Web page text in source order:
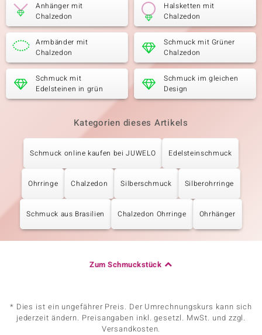
Anhänger mit
Chalzedon
Halsketten mit
Chalzedon
Armbänder mit
Chalzedon
Schmuck mit Grüner
Chalzedon
Schmuck mit
Edelsteinen in grün
Schmuck im gleichen
Design
Kategorien dieses Artikels
Schmuck online kaufen bei JUWELO Edelsteinschmuck
Ohrringe Chalzedon Silberschmuck Silberohrringe
Schmuck aus Brasilien Chalzedon Ohrringe Ohrhänger
Zum Schmuckstück
* Dies ist ein ungefährer Preis. Der Umrechnungskurs kann sich
jederzeit ändern. Preisangaben inkl. gesetzl. MwSt. und zzgl.
Versandkosten.